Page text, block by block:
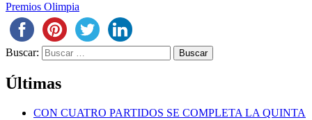
Premios Olimpia
Buscar:
Últimas
CON CUATRO PARTIDOS SE COMPLETA LA QUINTA